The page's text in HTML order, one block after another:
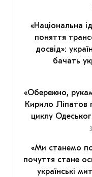
«Національна
поняття
досвід»:
бачать
«Обережно,
Кирило Ліпатов
циклу
«Ми станемо
почуття стане
українські